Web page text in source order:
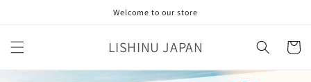
Welcome to our store
LISHINU JAPAN
ー